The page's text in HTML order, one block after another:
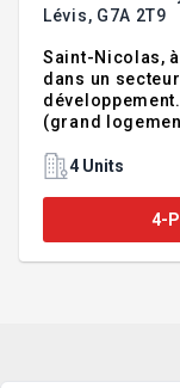
Lévis, G7A 2T9
Saint-Nicolas,
dans un
(grand
chambres +
Grand terrain
permissif (voir
4 Units
4-